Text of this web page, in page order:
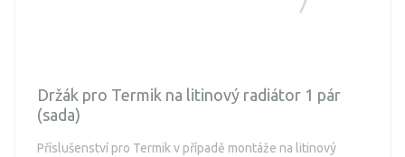
Držák pro Termik na litinový radiátor 1 pár
(sada)
Příslušenství pro Termik v případě montáže na litinový